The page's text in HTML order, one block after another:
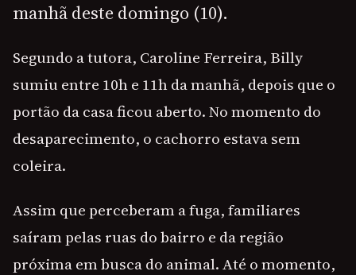
manhã deste domingo (10).
Segundo a tutora, Caroline Ferreira, Billy
sumiu entre 10h e 11h da manhã, depois que o
portão da casa ficou aberto. No momento do
desaparecimento, o cachorro estava sem
coleira.
Assim que perceberam a fuga, familiares
saíram pelas ruas do bairro e da região
próxima em busca do animal. Até o momento,